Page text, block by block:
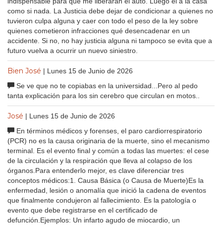
como si nada. La Justicia debe dejar de condicionar a quienes no
tuvieron culpa alguna y caer con todo el peso de la ley sobre
quienes cometieron infracciones qué desencadenar en un
accidente. Si no, no hay justicia alguna ni tampoco se evita que a
futuro vuelva a ocurrir un nuevo siniestro.
Bien José | Lunes 15 de Junio de 2026
Se ve que no te copiabas en la universidad...Pero al pedo
tanta explicación para los sin cerebro que circulan en motos..
José | Lunes 15 de Junio de 2026
En términos médicos y forenses, el paro cardiorrespiratorio
(PCR) no es la causa originaria de la muerte, sino el mecanismo
terminal. Es el evento final y común a todas las muertes: el cese
de la circulación y la respiración que lleva al colapso de los
órganos.Para entenderlo mejor, es clave diferenciar tres
conceptos médicos:1. Causa Básica (o Causa de Muerte)Es la
enfermedad, lesión o anomalía que inició la cadena de eventos
que finalmente condujeron al fallecimiento. Es la patología o
evento que debe registrarse en el certificado de
defunción.Ejemplos: Un infarto agudo de miocardio, un